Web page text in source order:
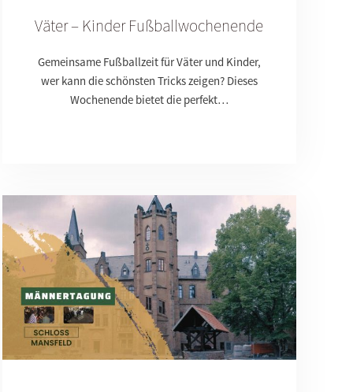
Väter – Kinder Fußballwochenende
Gemeinsame Fußballzeit für Väter und Kinder,
wer kann die schönsten Tricks zeigen? Dieses
Wochenende bietet die perfekt…